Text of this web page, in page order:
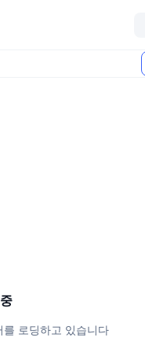
로딩하고 있습니다